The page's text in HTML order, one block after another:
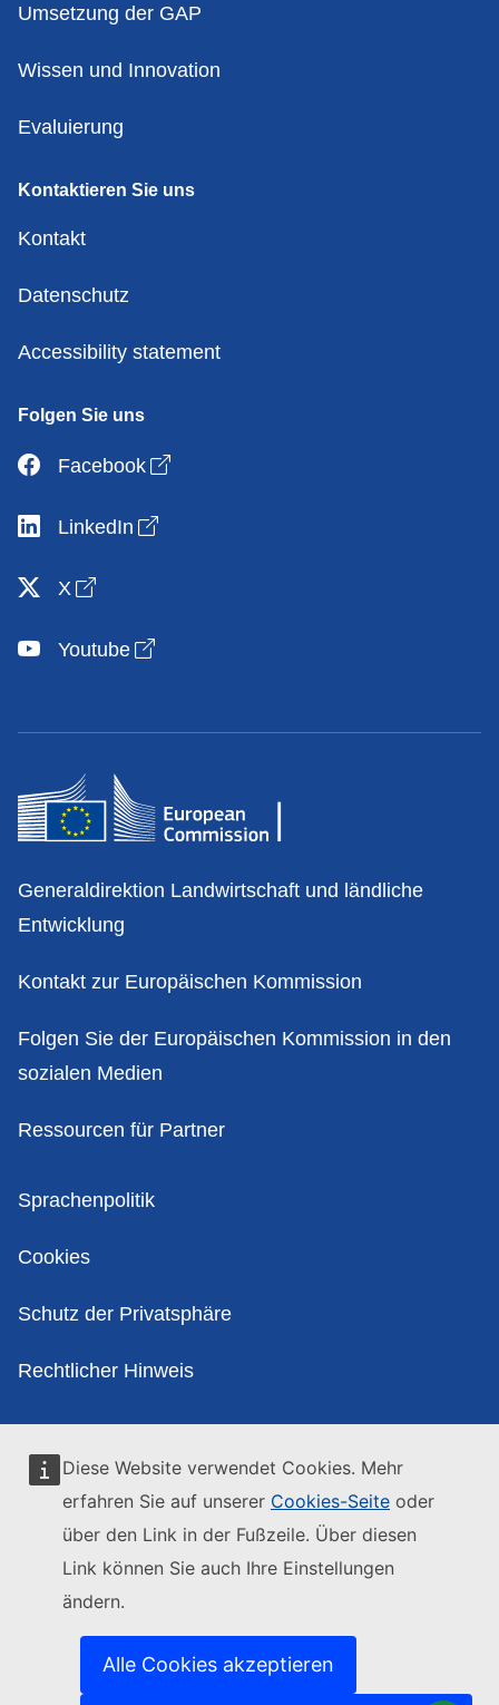
Diese Website verwendet Cookies. Mehr
erfahren Sie auf unserer Cookies-Seite oder
über den Link in der Fußzeile. Über diesen
Link können Sie auch Ihre Einstellungen
ändern.
Alle Cookies akzeptieren
Umsetzung der GAP
Wissen und Innovation
Evaluierung
Kontaktieren Sie uns
Kontakt
Datenschutz
Accessibility statement
Folgen Sie uns
Facebook Open link in new window
LinkedIn Open link in new window
X Open link in new window
Youtube Open link in new window
Kontakt
Generaldirektion Landwirtschaft und ländliche
Entwicklung
Kontakt zur Europäischen Kommission
Folgen Sie der Europäischen Kommission in den
sozialen Medien
Ressourcen für Partner
Politik
Sprachenpolitik
Cookies
Schutz der Privatsphäre
Rechtlicher Hinweis